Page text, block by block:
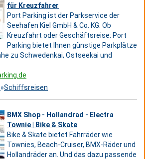
für Kreuzfahrer
Port Parking ist der Parkservice der
Seehafen Kiel GmbH & Co. KG. Ob
Kreuzfahrt oder Geschäftsreise: Port
Parking bietet Ihnen günstige Parkplätze
zu Schwedenkai, Ostseekai und
»Schiffsreisen
BMX Shop - Hollandrad - Electra
Townie | Bike & Skate
Bike & Skate bietet Fahrräder wie
Townies, Beach-Cruiser, BMX-Räder und
Hollandräder an. Und das dazu passende